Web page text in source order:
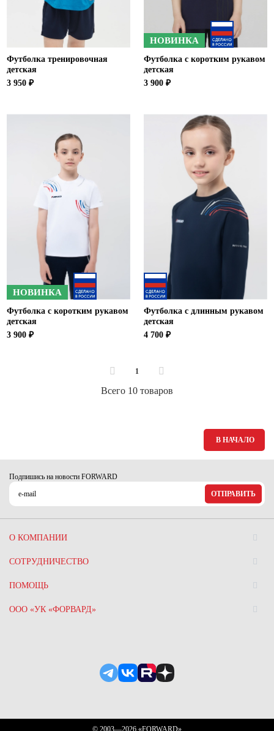
Футболка тренировочная
детская
3 950 ₽
НОВИНКА
Футболка с коротким рукавом
детская
3 900 ₽
НОВИНКА
Футболка с коротким рукавом
детская
3 900 ₽
Футболка с длинным рукавом
детская
4 700 ₽
1
Всего 10 товаров
В НАЧАЛО
Подпишись на новости FORWARD
ОТПРАВИТЬ
О КОМПАНИИ
СОТРУДНИЧЕСТВО
ПОМОЩЬ
ООО «УК «ФОРВАРД»
© 2003—2026 «FORWARD»